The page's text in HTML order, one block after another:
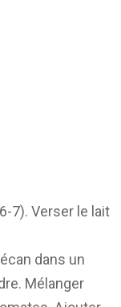
7). Verser le lait
dans un
Mélanger